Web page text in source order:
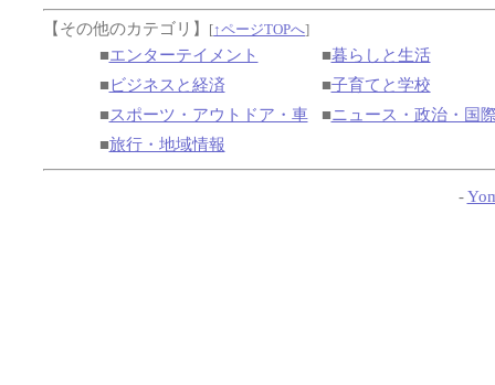
【その他のカテゴリ】 [↑ページTOPへ]
■エンターテイメント ■暮らしと生活
■ ビジネスと経済 ■子育てと学校
■スポーツ・アウトドア・車 ■ニュース・政治・国
■旅行・地域情報
-